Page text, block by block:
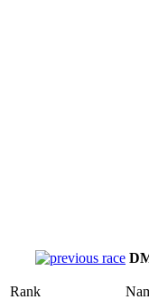
Rank